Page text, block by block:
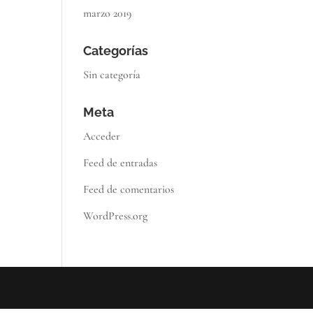
marzo 2019
Categorías
Sin categoría
Meta
Acceder
Feed de entradas
Feed de comentarios
WordPress.org